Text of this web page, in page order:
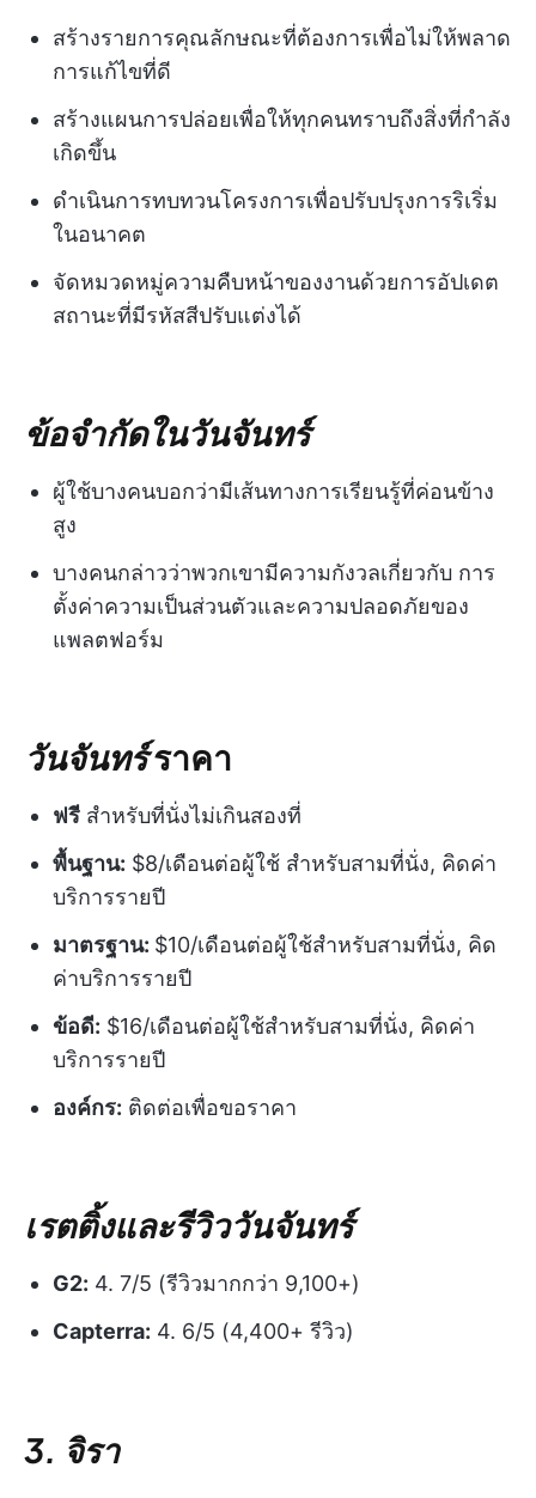
สร้างรายการคุณลักษณะที่ต้องการเพื่อไม่ให้พลาด
การแก้ไขที่ดี
สร้างแผนการปล่อยเพื่อให้ทุกคนทราบถึงสิ่งที่กำลัง
เกิดขึ้น
ดำเนินการทบทวนโครงการเพื่อปรับปรุงการริเริ่ม
ในอนาคต
จัดหมวดหมู่ความคืบหน้าของงานด้วยการอัปเดต
สถานะที่มีรหัสสีปรับแต่งได้
ข้อจำกัดในวันจันทร์
ผู้ใช้บางคนบอกว่ามีเส้นทางการเรียนรู้ที่ค่อนข้าง
สูง
บางคนกล่าวว่าพวกเขามีความกังวลเกี่ยวกับ การ
ตั้งค่าความเป็นส่วนตัวและความปลอดภัยของ
แพลตฟอร์ม
วันจันทร์ราคา
ฟรี สำหรับที่นั่งไม่เกินสองที่
พื้นฐาน: $8/เดือนต่อผู้ใช้ สำหรับสามที่นั่ง, คิดค่า
บริการรายปี
มาตรฐาน: $10/เดือนต่อผู้ใช้สำหรับสามที่นั่ง, คิด
ค่าบริการรายปี
ข้อดี: $16/เดือนต่อผู้ใช้สำหรับสามที่นั่ง, คิดค่า
บริการรายปี
องค์กร: ติดต่อเพื่อขอราคา
เรตติ้งและรีวิววันจันทร์
G2: 4. 7/5 (รีวิวมากกว่า 9,100+)
Capterra: 4. 6/5 (4,400+ รีวิว)
3. จิรา